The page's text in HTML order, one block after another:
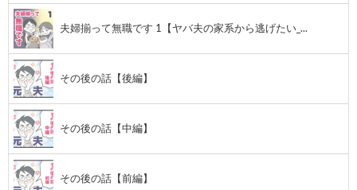
夫婦揃って無職です 1【ヤバ夫の家系から逃げたい_...
その後の話【後編】
その後の話【中編】
その後の話【前編】